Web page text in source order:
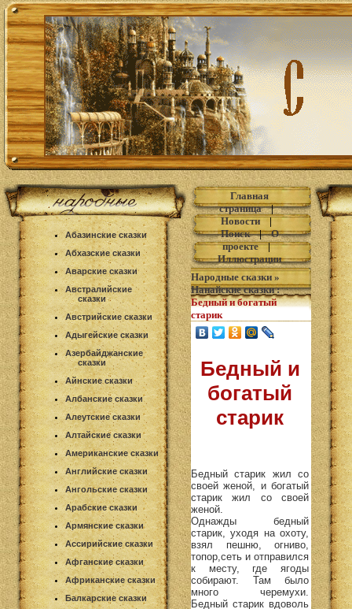
Абазинские сказки
Абхазские сказки
Аварские сказки
Австралийские
сказки
Австрийские сказки
Адыгейские сказки
Азербайджанские
сказки
Айнские сказки
Албанские сказки
Алеутские сказки
Алтайские сказки
Американские сказки
Английские сказки
Ангольские сказки
Арабские сказки
Армянские сказки
Ассирийские сказки
Афганские сказки
Африканские сказки
Балкарские сказки
Главная
страница|
Новости|
Поиск|О
проекте|
Иллюстрации
Народные сказки »
Нанайские сказки:
Бедный и богатый
старик
Бедный и
богатый
старик
Бедный старик жил со
своей женой, и богатый
старик жил со своей
женой.
Однажды бедный
старик, уходя на охоту,
взял пешню, огниво,
топор,сеть и отправился
к месту, где ягоды
собирают. Там было
много черемухи.
Бедный старик вдоволь